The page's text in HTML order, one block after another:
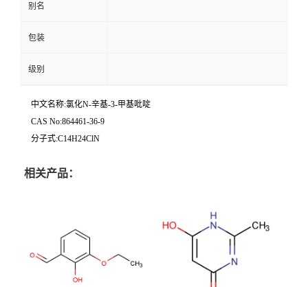
别名
包装
级别
中文名称:氯化N-辛基-3-甲基吡啶
CAS No:864461-36-9
分子式:C14H24ClN
相关产品：